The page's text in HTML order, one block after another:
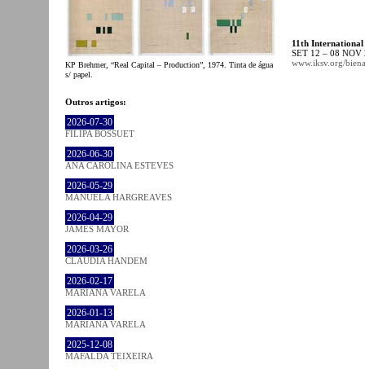
KP Brehmer, “Real Capital – Production”, 1974. Tinta de água
s/ papel.
Outros artigos:
2026-07-30
FILIPA BOSSUET
2026-06-30
ANA CAROLINA ESTEVES
2026-05-29
MANUELA HARGREAVES
2026-04-29
JAMES MAYOR
2026-03-26
CLÁUDIA HANDEM
2026-02-17
MARIANA VARELA
2026-01-13
MARIANA VARELA
2025-12-08
MAFALDA TEIXEIRA
11th
SET 12 – 08 NOV
www.iksv.org/